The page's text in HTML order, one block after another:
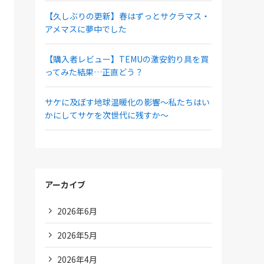
【久しぶりの更新】春はずっとサクラマス・
アメマスに夢中でした
【購入者レビュー】TEMUの激安釣り具を買
ってみた結果…正直どう？
サケに及ぼす地球温暖化の影響～私たちはい
かにしてサケを次世代に残すか～
アーカイブ
2026年6月
2026年5月
2026年4月